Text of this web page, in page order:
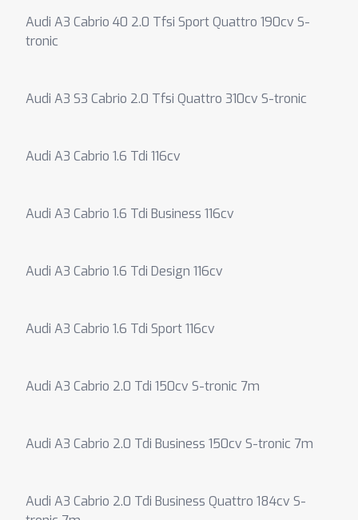
Audi A3 Cabrio 40 2.0 Tfsi Sport Quattro 190cv S-
tronic
Audi A3 S3 Cabrio 2.0 Tfsi Quattro 310cv S-tronic
Audi A3 Cabrio 1.6 Tdi 116cv
Audi A3 Cabrio 1.6 Tdi Business 116cv
Audi A3 Cabrio 1.6 Tdi Design 116cv
Audi A3 Cabrio 1.6 Tdi Sport 116cv
Audi A3 Cabrio 2.0 Tdi 150cv S-tronic 7m
Audi A3 Cabrio 2.0 Tdi Business 150cv S-tronic 7m
Audi A3 Cabrio 2.0 Tdi Business Quattro 184cv S-